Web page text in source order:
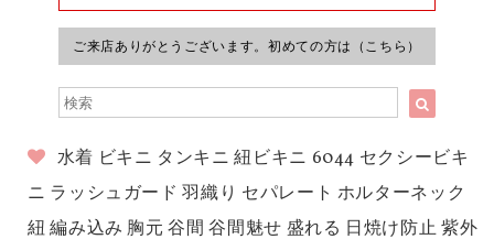
ご来店ありがとうございます。初めての方は（こちら）
水着 ビキニ タンキニ 紐ビキニ 6044 セクシービキ
ニ ラッシュガード 羽織り セパレート ホルターネック
紐 編み込み 胸元 谷間 谷間魅せ 盛れる 日焼け防止 紫外